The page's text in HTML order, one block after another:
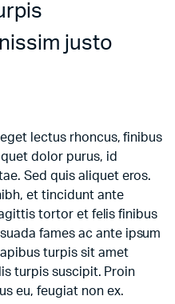
justo
lectus rhoncus, finibus
dolor purus, id
Sed quis aliquet eros.
et tincidunt ante
tortor et felis finibus
fames ac ante ipsum
turpis sit amet
turpis suscipit. Proin
eu, feugiat non ex.